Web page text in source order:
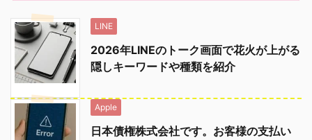
LINE
2026年LINEのトーク画面で花火が上がる
隠しキーワードや種類を紹介
Apple
日本債権株式会社です。お客様の支払い